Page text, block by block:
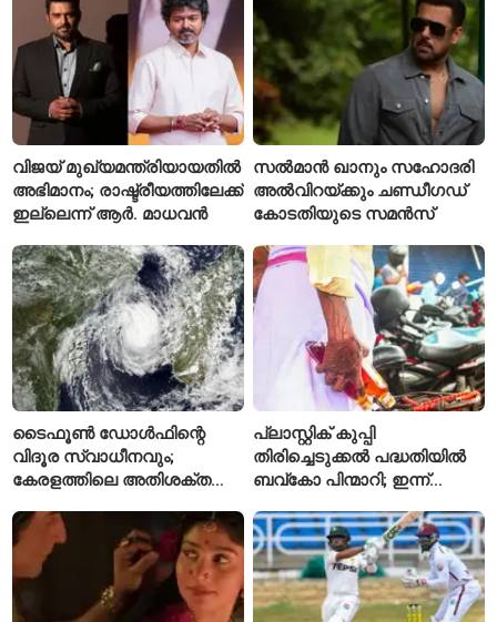
നൽകും
വിജയ് മുഖ്യമന്ത്രിയായതിൽ
അഭിമാനം; രാഷ്ട്രീയത്തിലേക്ക്
ഇല്ലെന്ന് ആർ. മാധവൻ
സൽമാൻ ഖാനും സഹോദരി
അൽവിറയ്ക്കും ചണ്ഡീഗഡ്
കോടതിയുടെ സമൻസ്
ടൈഫൂൺ ഡോൾഫിന്റെ
വിദൂര സ്വാധീനവും;
കേരളത്തിലെ അതിശക്ത
കാരണമായേക്കുമെന്ന്
റിപ്പോർട്ട്
പ്ലാസ്റ്റിക് കുപ്പി
തിരിച്ചെടുക്കൽ പദ്ധതിയിൽ
ബവ്കോ പിന്മാറി; ഇന്ന്
സ്വീകരിക്കില്ല